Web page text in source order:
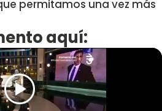
permitamos una vez más
aquí: